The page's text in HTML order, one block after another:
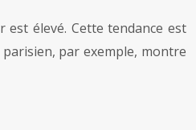
élevé. Cette tendance est
par exemple, montre